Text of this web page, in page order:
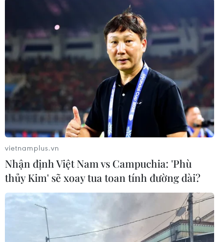
Chung kết World Cup 2022 - trận đấu cuối
cùng của hai Lionel
15/12/2022 07:13
Cuộc đối đầu giành ngôi vô địch giữa đội tuyển
Argentina và đội tuyển Pháp vào đêm 18/12 tới sẽ là
trận đấu cuối cùng của hai Lionel, đó là ngôi sao Lionel
Messi và huấn luyện viên Lionel Scaloni.
vietnamplus.vn
Nhận định Việt Nam vs Campuchia: 'Phù
thủy Kim' sẽ xoay tua toan tính đường dài?